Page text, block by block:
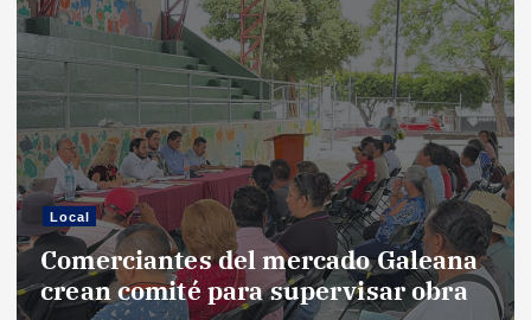
Local
Comerciantes del mercado Galeana
crean comité para supervisar obra